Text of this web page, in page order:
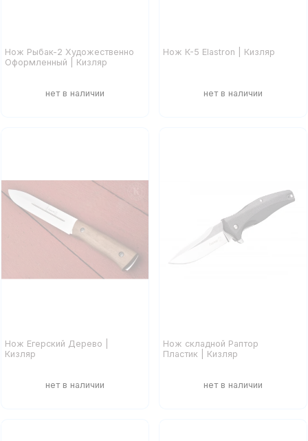
Нож Рыбак-2 Художественно
Оформленный | Кизляр
Нож К-5 Elastron | Кизляр
Нож Егерский Дерево |
Кизляр
Нож складной Раптор
Пластик | Кизляр